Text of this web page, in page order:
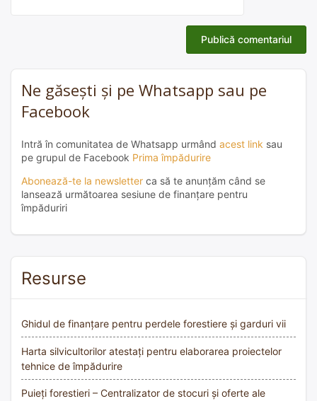
Ne găsești și pe Whatsapp sau pe
Facebook
Intră în comunitatea de Whatsapp urmând acest link sau
pe grupul de Facebook Prima împădurire
Abonează-te la newsletter ca să te anunțăm când se
lansează următoarea sesiune de finanțare pentru
împăduriri
Resurse
Ghidul de finanțare pentru perdele forestiere și garduri vii
Harta silvicultorilor atestați pentru elaborarea proiectelor
tehnice de împădurire
Puieți forestieri – Centralizator de stocuri și oferte ale